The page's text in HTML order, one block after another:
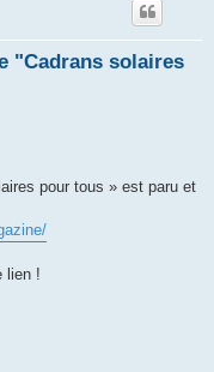
"Cadrans solaires
pour tous » est paru et
lien !